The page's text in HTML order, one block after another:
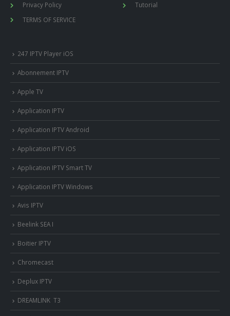
Privacy Policy
TERMS OF SERVICE
Tutorial
247 IPTV Player iOS
Abonnement IPTV
Apple TV
Application IPTV
Application IPTV Android
Application IPTV iOS
Application IPTV Smart TV
Application IPTV Windows
Avis IPTV
Beelink SEA I
Boitier IPTV
Chromecast
Deplux IPTV
DREAMLINK T3